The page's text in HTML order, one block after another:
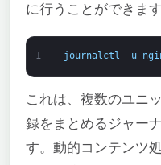
に行うことができます
1 journalctl -u
これは、複数のユニ
録をまとめるジャー
す。動的コンテンツ